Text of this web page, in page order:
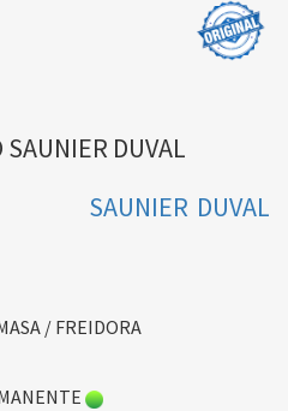
DUVAL
SAUNIER DUVAL
/ FREIDORA